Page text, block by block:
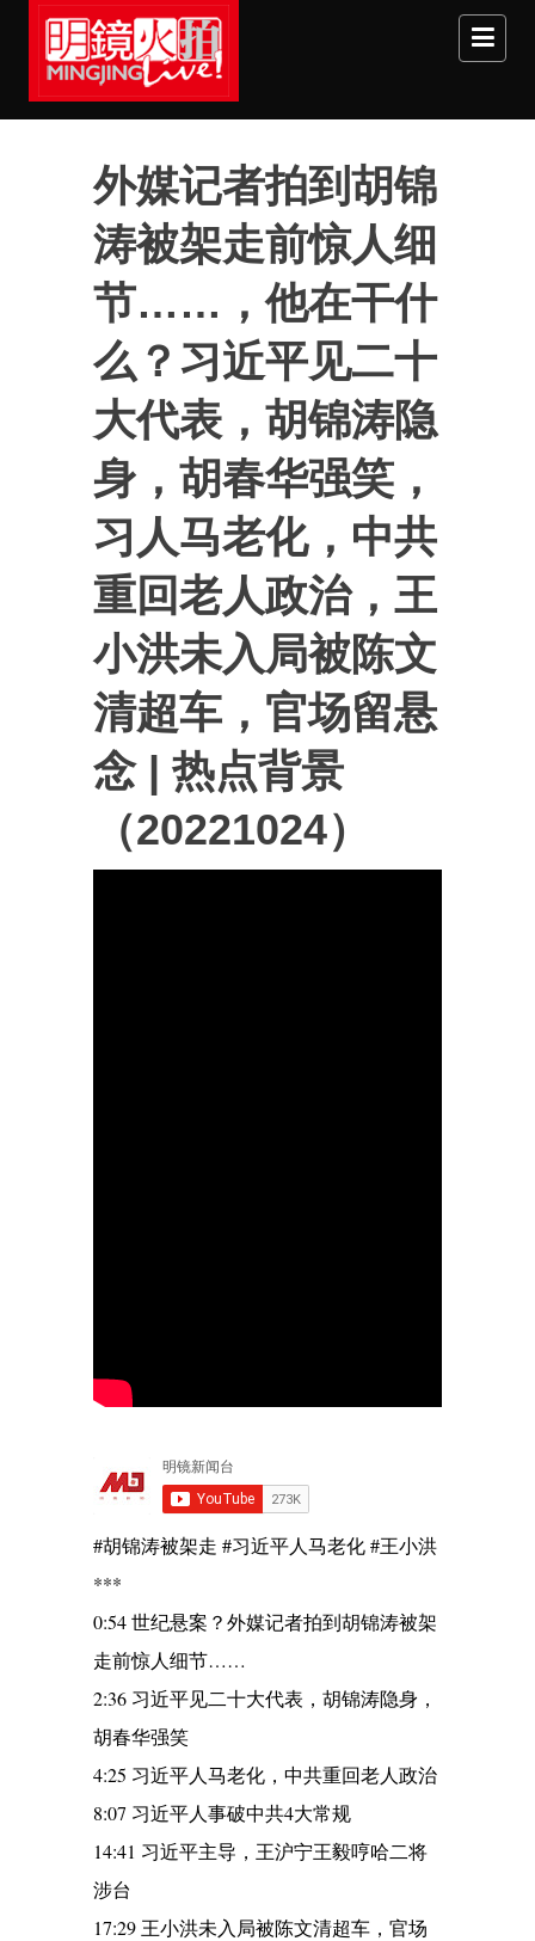
Skip to main content
外媒记者拍到胡锦
涛被架走前惊人细
节……，他在干什
么？习近平见二十
大代表，胡锦涛隐
身，胡春华强笑，
习人马老化，中共
重回老人政治，王
小洪未入局被陈文
清超车，官场留悬
念 | 热点背景
（20221024）
#胡锦涛被架走 #习近平人马老化 #王小洪
***
0:54 世纪悬案？外媒记者拍到胡锦涛被架
走前惊人细节……
2:36 习近平见二十大代表，胡锦涛隐身，
胡春华强笑
4:25 习近平人马老化，中共重回老人政治
8:07 习近平人事破中共4大常规
14:41 习近平主导，王沪宁王毅哼哈二将
涉台
17:29 王小洪未入局被陈文清超车，官场